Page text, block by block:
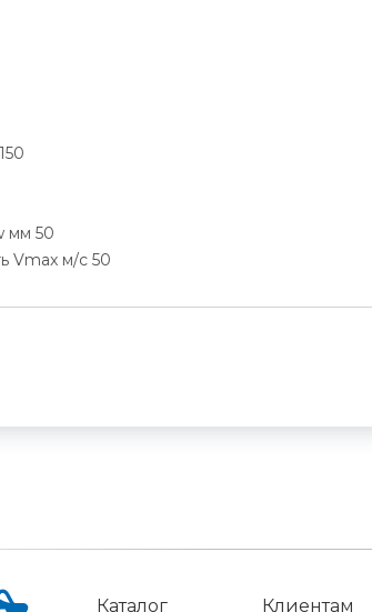
мм 50
Vmax м/c 50
Каталог Клиентам